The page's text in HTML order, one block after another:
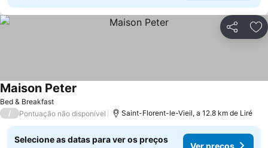
Partilhar
Bed & Breakfast
Maison Peter
/ Pontuação não disponível Saint-Florent-le-Vieil, a 12.8 km de Liré
Selecione as datas para ver os preços
Ver preços